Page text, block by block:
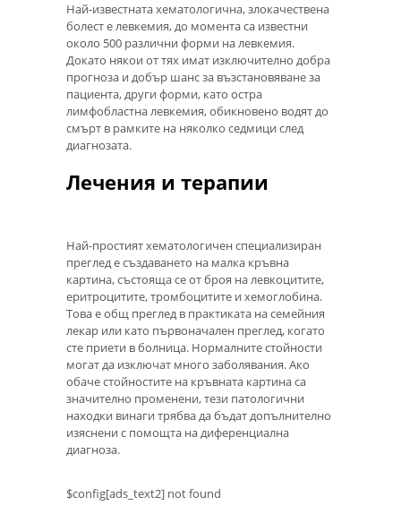
Най-известната хематологична, злокачествена
болест е левкемия, до момента са известни
около 500 различни форми на левкемия.
Докато някои от тях имат изключително добра
прогноза и добър шанс за възстановяване за
пациента, други форми, като остра
лимфобластна левкемия, обикновено водят до
смърт в рамките на няколко седмици след
диагнозата.
Лечения и терапии
Най-простият хематологичен специализиран
преглед е създаването на малка кръвна
картина, състояща се от броя на левкоцитите,
еритроцитите, тромбоцитите и хемоглобина.
Това е общ преглед в практиката на семейния
лекар или като първоначален преглед, когато
сте приети в болница. Нормалните стойности
могат да изключат много заболявания. Ако
обаче стойностите на кръвната картина са
значително променени, тези патологични
находки винаги трябва да бъдат допълнително
изяснени с помощта на диференциална
диагноза.
$config[ads_text2] not found